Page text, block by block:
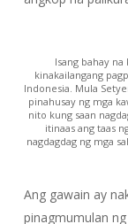
Isang bahay
kinakailangang
Indonesia. Mula
pinahusay ng mga
nito kung saan
itinaas ang taas
nagdagdag ng mga
Ang gawain ay
pinagmumulan